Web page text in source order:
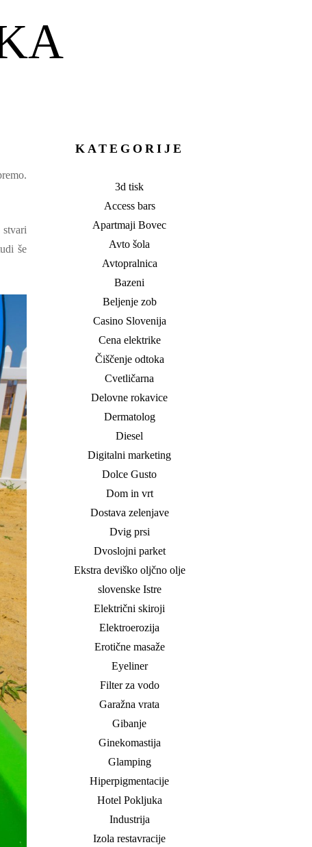
stvari
še
KATEGORIJE
3d tisk
Access bars
Apartmaji Bovec
Avto šola
Avtopralnica
Bazeni
Beljenje zob
Casino Slovenija
Cena elektrike
Čiščenje odtoka
Cvetličarna
Delovne rokavice
Dermatolog
Diesel
Digitalni marketing
Dolce Gusto
Dom in vrt
Dostava zelenjave
Dvig prsi
Dvoslojni parket
Ekstra deviško oljčno olje
slovenske Istre
Električni skiroji
Elektroerozija
Erotične masaže
Eyeliner
Filter za vodo
Garažna vrata
Gibanje
Ginekomastija
Glamping
Hiperpigmentacije
Hotel Pokljuka
Industrija
Izola restavracije